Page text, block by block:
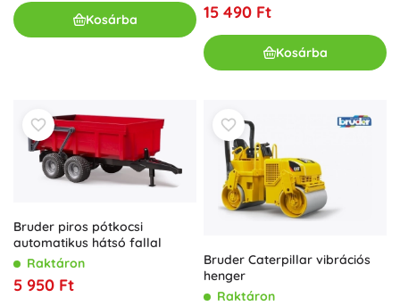
Kosárba 15 490 Ft
Kosárba
Bruder piros pótkocsi
automatikus hátsó fallal
Raktáron
5 950 Ft
Bruder Caterpillar vibrációs
henger
Raktáron